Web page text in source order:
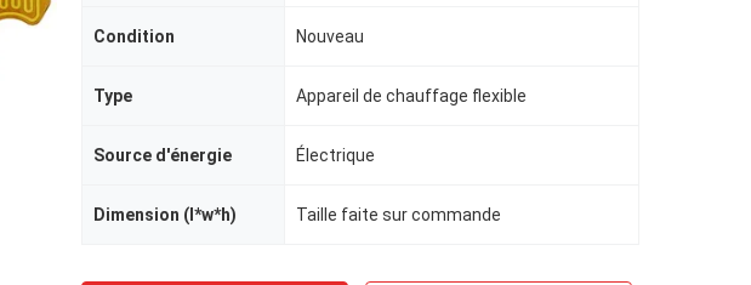
Condition Nouveau
Type Appareil de chauffage flexible
Source d'énergie Électrique
Dimension (l*w*h) Taille faite sur commande